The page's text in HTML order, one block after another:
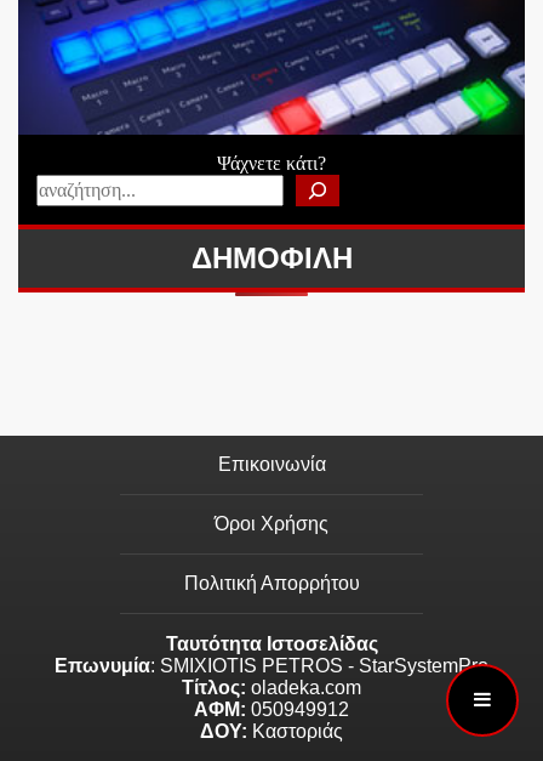
Ψάχνετε κάτι?
ΔΗΜΟΦΙΛΗ
Επικοινωνία
Όροι Χρήσης
Πολιτική Απορρήτου
Ταυτότητα Ιστοσελίδας
Επωνυμία: SMIXIOTIS PETROS - StarSystemPro
Τίτλος: oladeka.com
ΑΦΜ: 050949912
ΔΟΥ: Καστοριάς